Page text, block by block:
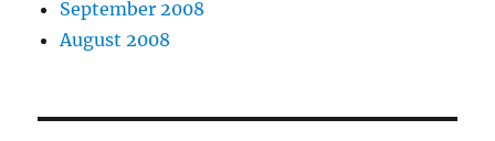
September 2008
August 2008